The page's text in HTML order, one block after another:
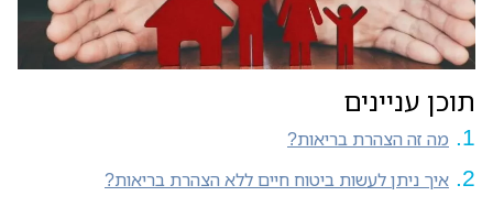
תוכן עניינים
מה זה הצהרת בריאות?
איך ניתן לעשות ביטוח חיים ללא הצהרת בריאות?